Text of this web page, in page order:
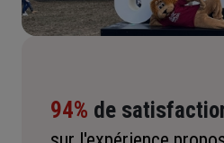
94% de